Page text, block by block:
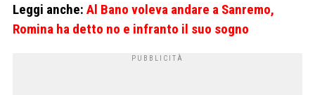
Leggi anche: Al Bano voleva andare a Sanremo,
Romina ha detto no e infranto il suo sogno